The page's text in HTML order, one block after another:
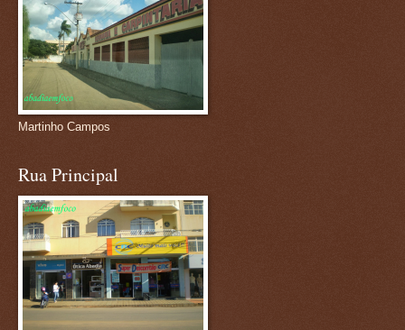
Martinho Campos
Rua Principal